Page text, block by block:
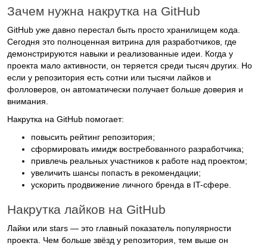
Зачем нужна накрутка на GitHub
GitHub уже давно перестал быть просто хранилищем кода.
Сегодня это полноценная витрина для разработчиков, где
демонстрируются навыки и реализованные идеи. Когда у
проекта мало активности, он теряется среди тысяч других. Но
если у репозитория есть сотни или тысячи лайков и
фолловеров, он автоматически получает больше доверия и
внимания.
Накрутка на GitHub помогает:
повысить рейтинг репозитория;
сформировать имидж востребованного разработчика;
привлечь реальных участников к работе над проектом;
увеличить шансы попасть в рекомендации;
ускорить продвижение личного бренда в IT-сфере.
Накрутка лайков на GitHub
Лайки или stars — это главный показатель популярности
проекта. Чем больше звёзд у репозитория, тем выше он